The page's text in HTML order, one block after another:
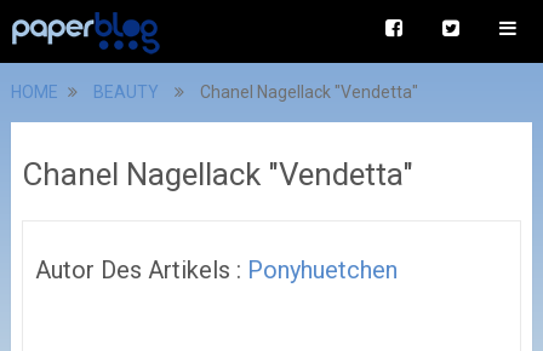
HOME BEAUTY Chanel Nagellack "Vendetta"
Chanel Nagellack "Vendetta"
Autor Des Artikels : Ponyhuetchen